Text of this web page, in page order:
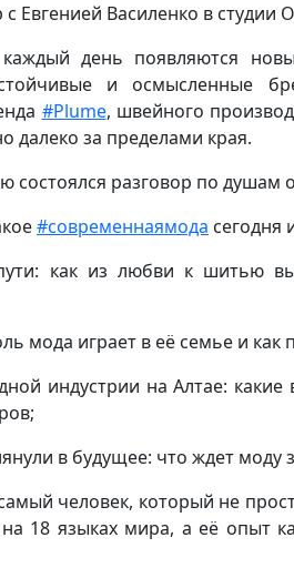
с Евгенией Василенко в студии
день появляются
и осмысленные
#Plume, швейного
далеко за пределами края.
состоялся разговор по душам
#современнаямода сегодня
как из любви к шитью
мода играет в её семье и как
индустрии на Алтае:
в будущее: что ждет моду
человек, который не
18 языках мира, а её опыт